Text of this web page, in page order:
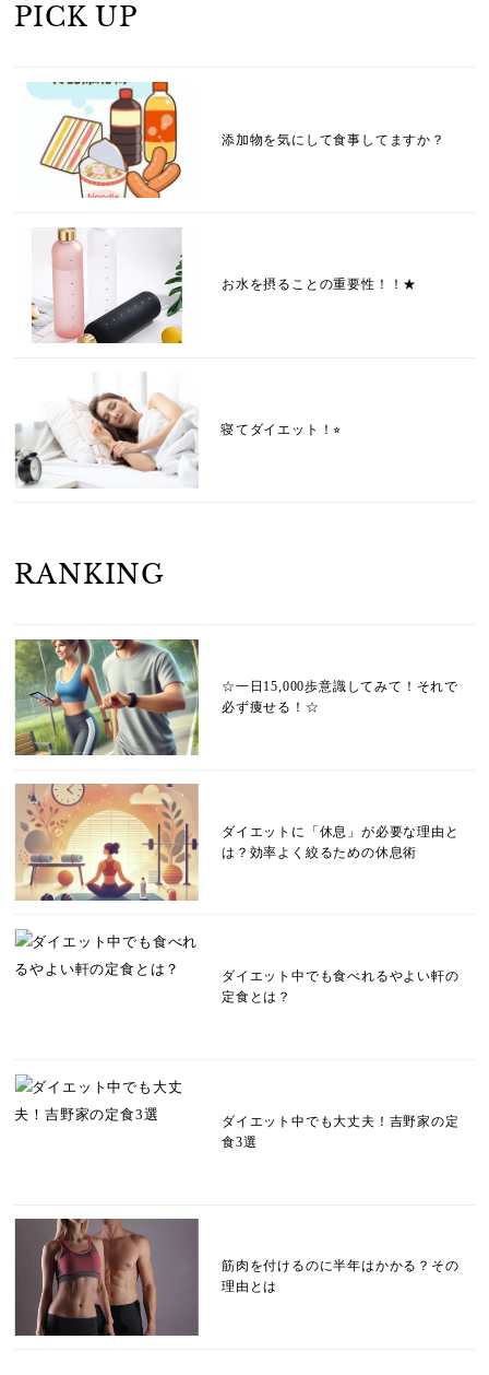
PICK UP
添加物を気にして食事してますか？
お水を摂ることの重要性！！★
寝てダイエット！⭐︎
RANKING
☆一日15,000歩意識してみて！それで
必ず痩せる！☆
ダイエットに「休息」が必要な理由と
は？効率よく絞るための休息術
ダイエット中でも食べれるやよい軒の
定食とは？
ダイエット中でも大丈夫！吉野家の定
食3選
筋肉を付けるのに半年はかかる？その
理由とは